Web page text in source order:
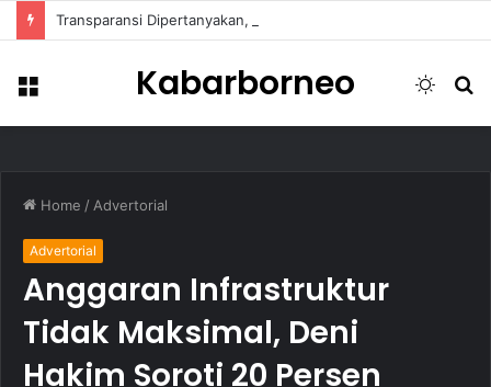
Menu Kabarborneo
Switch
Home / Advertorial
Advertorial
Anggaran Infrastruktur
Tidak Maksimal, Deni
Hakim Soroti 20 Persen